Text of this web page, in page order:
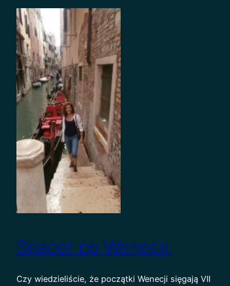
Spacer po Wenecji.
Czy wiedzieliście, że początki Wenecji sięgają VII